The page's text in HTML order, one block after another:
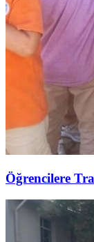
Öğrencilere